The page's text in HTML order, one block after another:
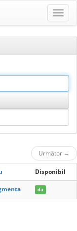
Următor →
Disponibil
da